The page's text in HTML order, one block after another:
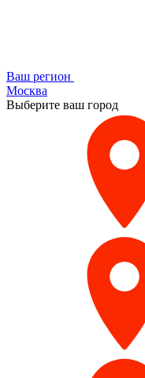
Ваш регион
Москва
Выберите ваш город